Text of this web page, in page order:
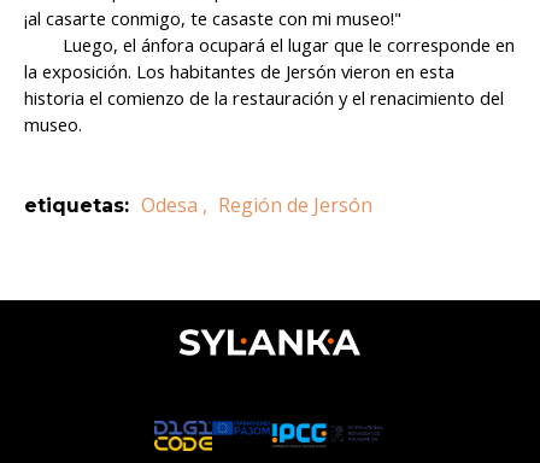
¡al casarte conmigo, te casaste con mi museo!"
Luego, el ánfora ocupará el lugar que le corresponde en
la exposición. Los habitantes de Jersón vieron en esta
historia el comienzo de la restauración y el renacimiento del
museo.
etiquetas: Odesa , Región de Jersón